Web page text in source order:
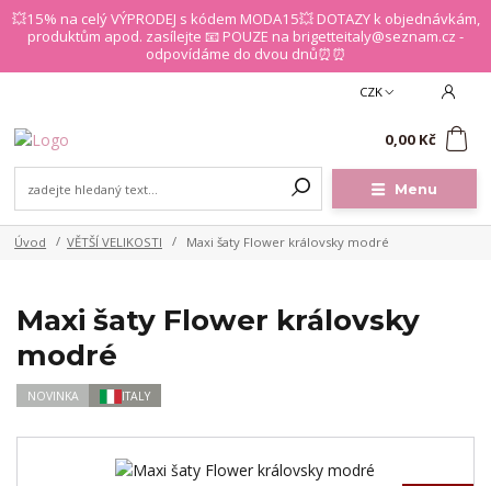
💥15% na celý VÝPRODEJ s kódem MODA15💥 DOTAZY k objednávkám,
produktům apod. zasílejte 📧 POUZE na brigetteitaly@seznam.cz -
odpovídáme do dvou dnů⏰⏰
Menu
CZK
0,00 Kč
Úvod VĚTŠÍ VELIKOSTI Maxi šaty Flower královsky modré
Maxi šaty Flower královsky
modré
NOVINKA ITALY